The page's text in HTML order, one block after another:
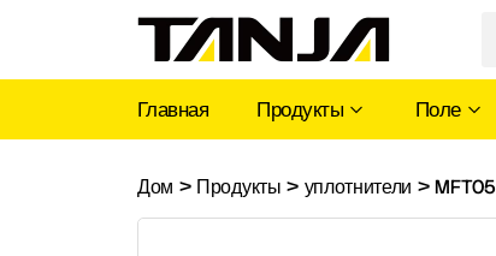
Главная Продукты Поле
MFT05Дом > Продукты > уплотнители > MFT05